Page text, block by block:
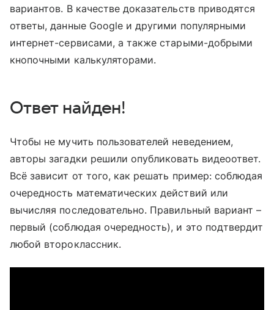
вариантов. В качестве доказательств приводятся
ответы, данные Google и другими популярными
интернет-сервисами, а также старыми-добрыми
кнопочными калькуляторами.
Ответ найден!
Чтобы не мучить пользователей неведением,
авторы загадки решили опубликовать видеоответ.
Всё зависит от того, как решать пример: соблюдая
очередность математических действий или
вычисляя последовательно. Правильный вариант –
первый (соблюдая очередность), и это подтвердит
любой второклассник.